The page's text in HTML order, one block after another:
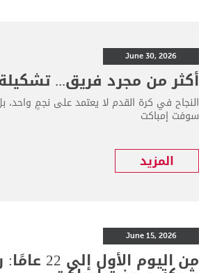
June 30, 2026
أكثر من مجرد فريق...
النجاح في كرة القدم لا يعتمد على نجمٍ
سوفت إمباكت
المزيد
June 15, 2026
من